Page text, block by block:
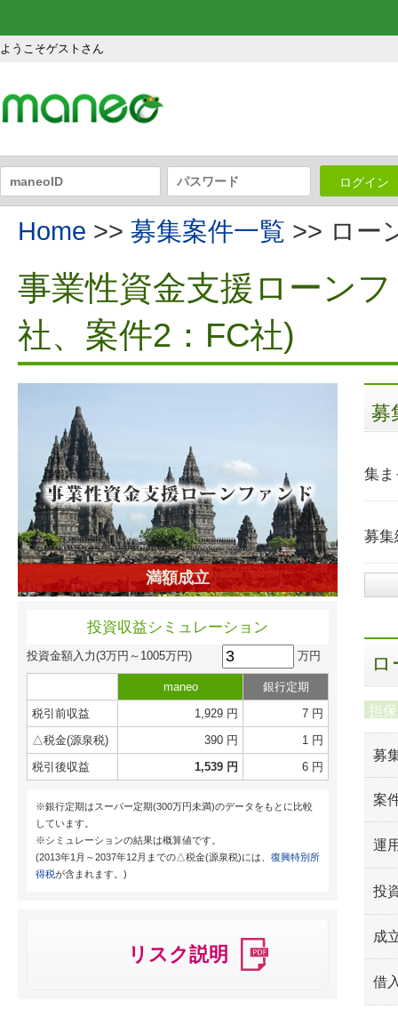
ようこそゲストさん
ログイン
Home >> 募集案件一覧 >> ロー
事業性資金支援ローン
社、案件2：FC社)
満額成立
投資収益シミュレーション
投資金額入力(3万円～1005万円) 万円
maneo
銀行定期
税引前収益
1,929 円
7 円
△税金(源泉税)
390 円
1 円
税引後収益
1,539 円 6 円
※銀行定期はスーパー定期(300万円未満)のデータをもとに比較
しています。
※シミュレーションの結果は概算値です。
(2013年1月～2037年12月までの△税金(源泉税)には、 復興特別所
得税が含まれます。)
リスク説明
募
集ま
募集
担
募
案
運
投
成
借